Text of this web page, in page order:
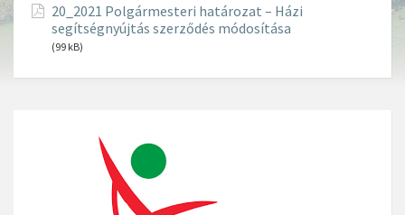
20_2021 Polgármesteri határozat – Házi
segítségnyújtás szerződés módosítása
(99 kB)